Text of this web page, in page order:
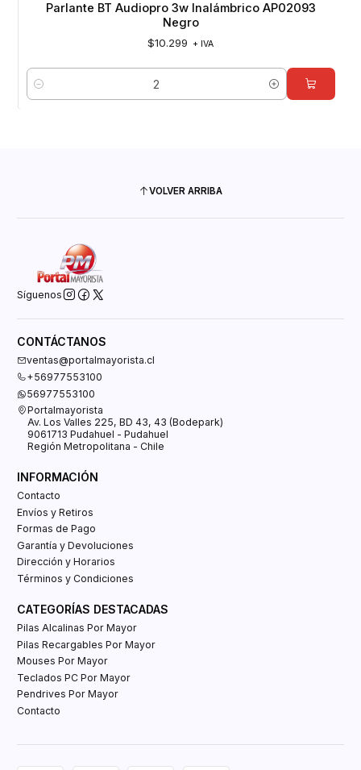
Parlante BT Audiopro 3w Inalámbrico AP02093
Negro
$10.299 + IVA
Cantidad
VOLVER ARRIBA
Síguenos
CONTÁCTANOS
ventas@portalmayorista.cl
+56977553100
56977553100
Portalmayorista
Av. Los Valles 225, BD 43, 43 (Bodepark)
9061713 Pudahuel - Pudahuel
Región Metropolitana - Chile
INFORMACIÓN
Contacto
Envíos y Retiros
Formas de Pago
Garantía y Devoluciones
Dirección y Horarios
Términos y Condiciones
CATEGORÍAS DESTACADAS
Pilas Alcalinas Por Mayor
Pilas Recargables Por Mayor
Mouses Por Mayor
Teclados PC Por Mayor
Pendrives Por Mayor
Contacto